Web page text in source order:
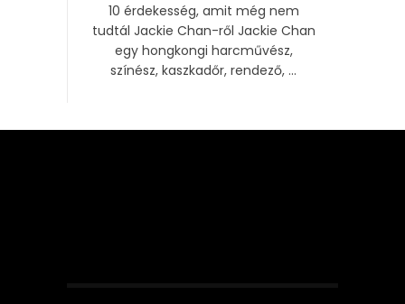
10 érdekesség, amit még nem
tudtál Jackie Chan-ről Jackie Chan
egy hongkongi harcművész,
színész, kaszkadőr, rendező, ...